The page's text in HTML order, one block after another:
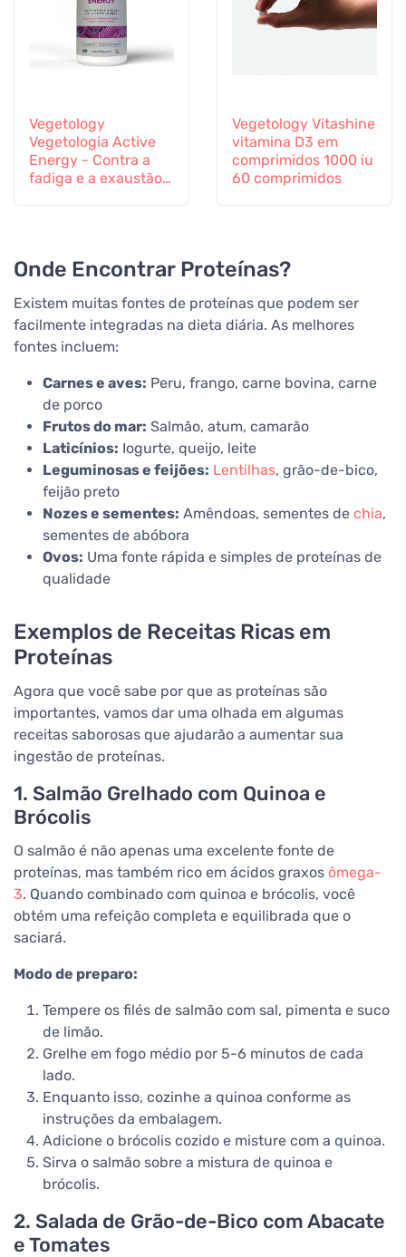
Vegetology
Vegetologia Active
Energy - Contra a
fadiga e a exaustão,
Vegetology Vitashine
vitamina D3 em
comprimidos 1000 iu
60 comprimidos
Onde Encontrar Proteínas?
Existem muitas fontes de proteínas que podem ser
facilmente integradas na dieta diária. As melhores
fontes incluem:
Carnes e aves: Peru, frango, carne bovina, carne
de porco
Frutos do mar: Salmão, atum, camarão
Laticínios: Iogurte, queijo, leite
Leguminosas e feijões: Lentilhas, grão-de-bico,
feijão preto
Nozes e sementes: Amêndoas, sementes de chia,
sementes de abóbora
Ovos: Uma fonte rápida e simples de proteínas de
qualidade
Exemplos de Receitas Ricas em
Proteínas
Agora que você sabe por que as proteínas são
importantes, vamos dar uma olhada em algumas
receitas saborosas que ajudarão a aumentar sua
ingestão de proteínas.
1. Salmão Grelhado com Quinoa e
Brócolis
O salmão é não apenas uma excelente fonte de
proteínas, mas também rico em ácidos graxos ômega-
3. Quando combinado com quinoa e brócolis, você
obtém uma refeição completa e equilibrada que o
saciará.
Modo de preparo:
Tempere os filés de salmão com sal, pimenta e suco
de limão.
Grelhe em fogo médio por 5-6 minutos de cada
lado.
Enquanto isso, cozinhe a quinoa conforme as
instruções da embalagem.
Adicione o brócolis cozido e misture com a quinoa.
Sirva o salmão sobre a mistura de quinoa e
brócolis.
2. Salada de Grão-de-Bico com Abacate
e Tomates